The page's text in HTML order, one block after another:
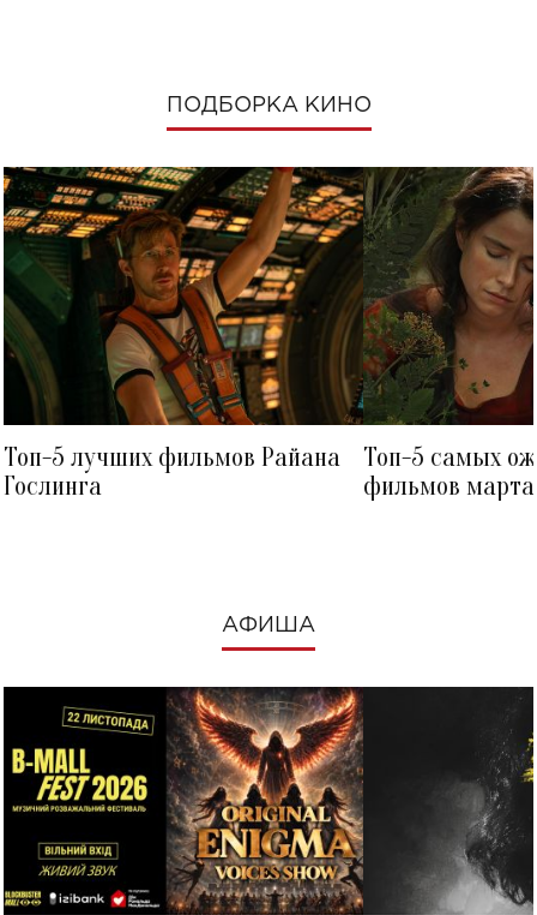
ПОДБОРКА КИНО
Топ-5 лучших фильмов Райана
Гослинга
Топ-5 самых
фильмов
АФИША